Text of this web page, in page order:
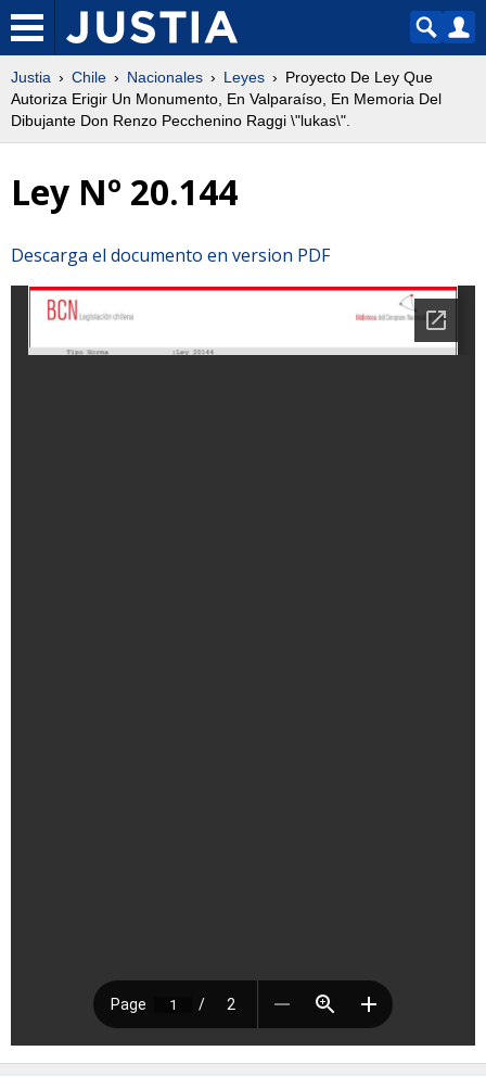
Justia Chile Nacionales Leyes
Proyecto De Ley Que
Autoriza Erigir Un Monumento, En Valparaíso, En Memoria Del
Dibujante Don Renzo Pecchenino Raggi \"lukas\".
Ley Nº 20.144
Descarga el documento en version PDF